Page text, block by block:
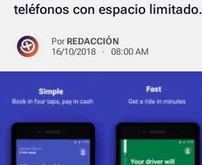
teléfonos con espacio limitado.
Por REDACCIÓN
16/10/2018 · 08:00 AM